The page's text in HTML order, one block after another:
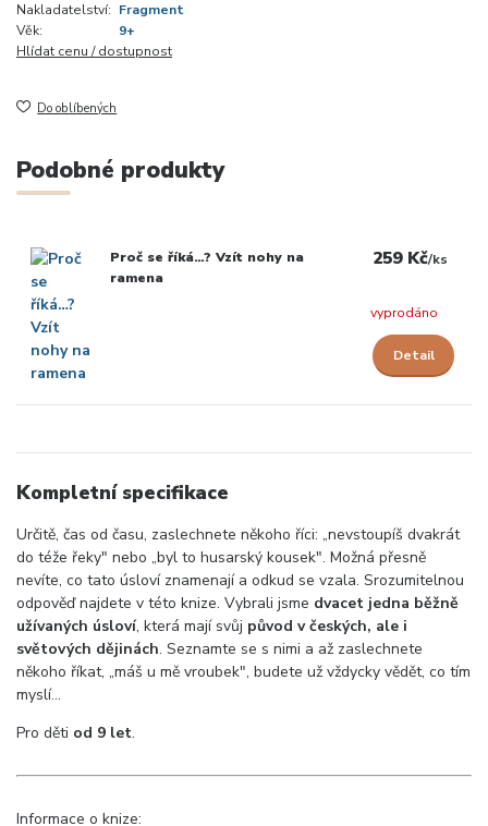
Nakladatelství: Fragment
Věk:
9+
Hlídat cenu / dostupnost
Do oblíbených
Podobné produkty
Proč se říká…? Vzít nohy na
ramena
259 Kč/ks
vyprodáno
Detail
Kompletní specifikace
Určitě, čas od času, zaslechnete někoho říci: „nevstoupíš dvakrát
do téže řeky" nebo „byl to husarský kousek". Možná přesně
nevíte, co tato úsloví znamenají a odkud se vzala. Srozumitelnou
odpověď najdete v této knize. Vybrali jsme dvacet jedna běžně
užívaných úsloví, která mají svůj původ v českých, ale i
světových dějinách. Seznamte se s nimi a až zaslechnete
někoho říkat, „máš u mě vroubek", budete už vždycky vědět, co tím
myslí...
Pro děti od 9 let.
Informace o knize: